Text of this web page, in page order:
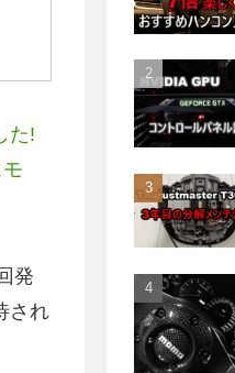
た!
発
され